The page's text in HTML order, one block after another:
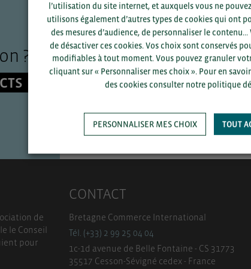
?
Pour voir
de
le Conseil
pour
CONTACT
Bretagne Commerce International
Tél. (+33) 2 99 25 04 04
1c-1d avenue de Belle Fontaine - CS 31773
35517 Cesson-Sévigné cedex - France
l’utilisation du site internet, et auxquels vous ne
utilisons également d’autres types de cookies qui ont
des mesures d’audience, de personnaliser le
de désactiver ces cookies. Vos choix sont conservés
modifiables à tout moment. Vous pouvez granuler
cliquant sur « Personnaliser mes choix ». Pour en
des cookies consulter notre politique
PERSONNALISER MES CHOIX TOUT